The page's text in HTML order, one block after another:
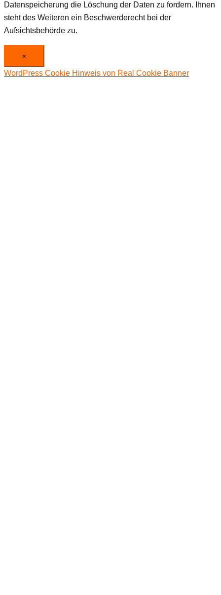
Datenspeicherung die Löschung der Daten zu fordern. Ihnen
steht des Weiteren ein Beschwerderecht bei der
Aufsichtsbehörde zu.
×
WordPress Cookie Hinweis von Real Cookie Banner